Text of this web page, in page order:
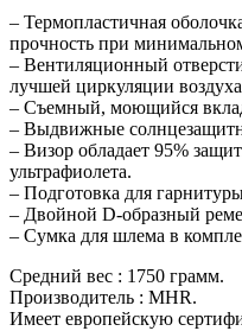
– Термопластичная
прочность при
– Вентиляционный
лучшей циркуляции
– Cъемный, моющийся
– Выдвижные
– Визор обладает 95%
ультрафиолета.
– Подготовка для
– Двойной D-образный
– Сумка для шлема в
Средний вес : 1750 грамм.
Производитель : MHR.
Имеет европейскую